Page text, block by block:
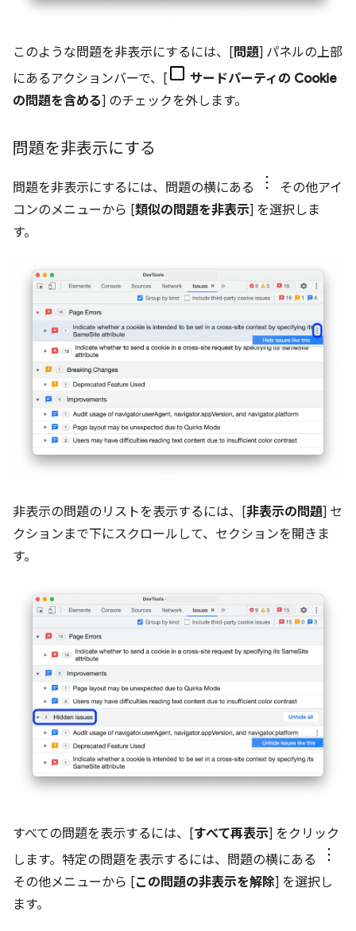
このような問題を非表示にするには、[ 問題] パネルの上部
にあるアクションバーで、[
サードパーティの Cookie
の問題を含める] のチェックを外します。
問題を非表示にする
問題を非表示にするには、問題の横にある
その他アイ
コンのメニューから [類似の問題を非表示] を選択しま
す。
非表示の問題のリストを表示するには、[非表示の問題] セ
クションまで下にスクロールして、セクションを開きま
す。
すべての問題を表示するには、[すべて再表示] をクリック
します。特定の問題を表示するには、問題の横にある
その他メニューから [この問題の非表示を解除] を選択し
ます。